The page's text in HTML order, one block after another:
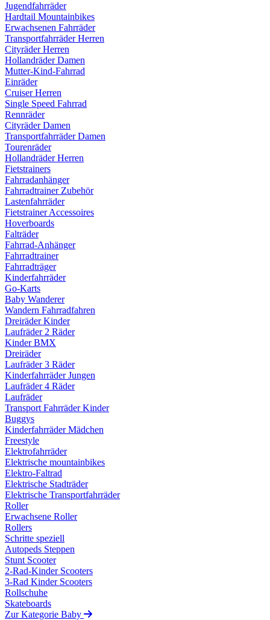
Jugendfahrräder
Hardtail Mountainbikes
Erwachsenen Fahrräder
Transportfahrräder Herren
Cityräder Herren
Hollandräder Damen
Mutter-Kind-Fahrrad
Einräder
Cruiser Herren
Single Speed Fahrrad
Rennräder
Cityräder Damen
Transportfahrräder Damen
Tourenräder
Hollandräder Herren
Fietstrainers
Fahrradanhänger
Fahrradtrainer Zubehör
Lastenfahrräder
Fietstrainer Accessoires
Hoverboards
Falträder
Fahrrad-Anhänger
Fahrradtrainer
Fahrradträger
Kinderfahrräder
Go-Karts
Baby Wanderer
Wandern Fahrradfahren
Dreiräder Kinder
Laufräder 2 Räder
Kinder BMX
Dreiräder
Laufräder 3 Räder
Kinderfahrräder Jungen
Laufräder 4 Räder
Laufräder
Transport Fahrräder Kinder
Buggys
Kinderfahrräder Mädchen
Freestyle
Elektrofahrräder
Elektrische mountainbikes
Elektro-Faltrad
Elektrische Stadträder
Elektrische Transportfahrräder
Roller
Erwachsene Roller
Rollers
Schritte speziell
Autopeds Steppen
Stunt Scooter
2-Rad-Kinder Scooters
3-Rad Kinder Scooters
Rollschuhe
Skateboards
Zur Kategorie Baby